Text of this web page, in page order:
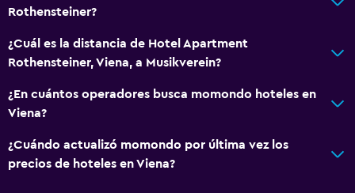
Rothensteiner?
¿Cuál es la distancia de Hotel Apartment
Rothensteiner, Viena, a Musikverein?
¿En cuántos operadores busca momondo hoteles en
Viena?
¿Cuándo actualizó momondo por última vez los
precios de hoteles en Viena?